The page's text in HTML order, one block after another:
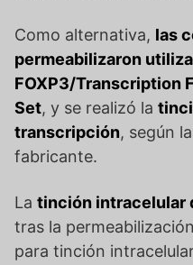
Como alternativa, las
permeabilizaron
FOXP3/Transcription
Set, y se realizó la
transcripción, según
fabricante.
La tinción intracelular
tras la
para tinción